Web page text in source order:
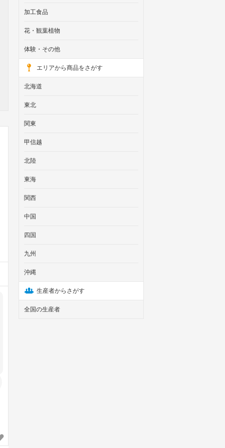
加工食品
花・観葉植物
体験・その他
エリアから商品をさがす
北海道
東北
関東
甲信越
北陸
東海
関西
中国
四国
九州
沖縄
生産者からさがす
全国の生産者